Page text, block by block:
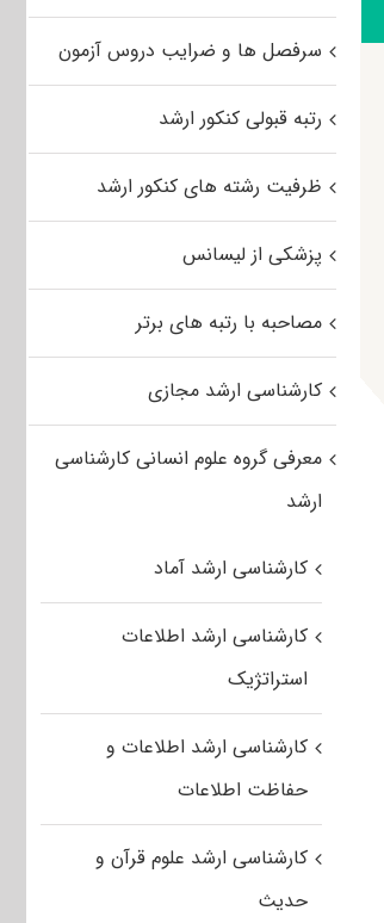
سرفصل ها و ضرایب دروس آزمون
رتبه قبولی کنکور ارشد
ظرفیت رشته های کنکور ارشد
پزشکی از لیسانس
مصاحبه با رتبه های برتر
کارشناسی ارشد مجازی
معرفی گروه علوم انسانی کارشناسی
ارشد
کارشناسی ارشد آماد
کارشناسی ارشد اطلاعات
استراتژیک
کارشناسی ارشد اطلاعات و
حفاظت اطلاعات
کارشناسی ارشد علوم قرآن و
حدیث